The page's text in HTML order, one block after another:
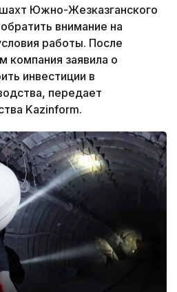
Южно-Жезказганского
внимание на
работы. После
компания заявила о
инвестиции в
передает
Kazinform.